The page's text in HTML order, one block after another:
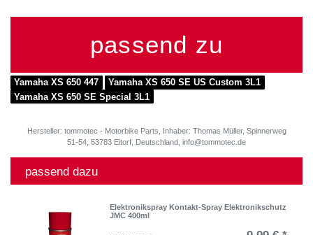
passend zu
Yamaha XS 650 447
Yamaha XS 650 SE US Custom 3L1
Yamaha XS 650 SE Special 3L1
Hersteller: tommotec - Motorbike Parts, Inhaber: Thomas Müller, Spinnerweg
51-54, 53783 Eitorf, Deutschland, info@tommotec.de
passend dazu
Elektronikspray Kontakt-Spray Elektronikschutz
JMC 400ml